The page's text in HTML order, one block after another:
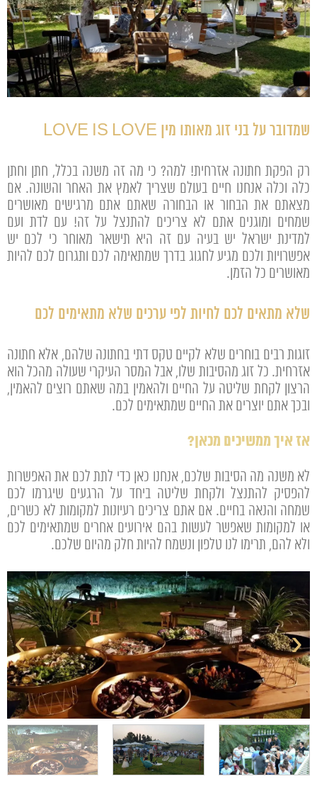
שמדובר על בני זוג מאותו מין LOVE IS LOVE
רק הפקת חתונה אזרחית! למה? כי מה זה משנה בכלל, חתן וחתן
כלה וכלה אנחנו חיים בעולם שצריך לאמץ את האחר והשונה. אם
מצאתם את הבחור או הבחורה שאתם אתם מרגישים מאושרים
שמחים ומוגנים אתם לא צריכים להתנצל על זה! עם לדת ועם
למדינת ישראל יש בעיה עם זה היא תישאר מאוחר כי לכם יש
אפשרויות ולכם מגיע לחגוג בדרך שמתאימה לכם ותגרום לכם להיות
מאושרים כל הזמן.
שלא מתאים לכם לחיות לפי ערכים שלא מתאימים לכם
זוגות רבים בוחרים שלא לקיים טקס דתי בחתונה שלהם, אלא חתונה
אזרחית. כל זוג מהסיבות שלו, אבל המסר העיקרי שעולה מהכל הוא
הרצון לקחת שליטה על החיים ולהאמין במה שאתם רוצים להאמין,
ובכך אתם יוצרים את החיים שמתאימים לכם.
אז איך ממשיכים מכאן?
לא משנה מה הסיבות שלכם, אנחנו כאן כדי לתת לכם את האפשרות
להפסיק להתנצל ולקחת שליטה ביחד על הרגעים שיגרמו לכם
שמחה והנאה בחיים. אם אתם צריכים רעיונות למקומות לא כשרים,
או למקומות שאפשר לעשות בהם אירועים אחרים שמתאימים לכם
ולא להם, תרימו לנו טלפון ונשמח להיות חלק מהיום שלכם.
› ‹